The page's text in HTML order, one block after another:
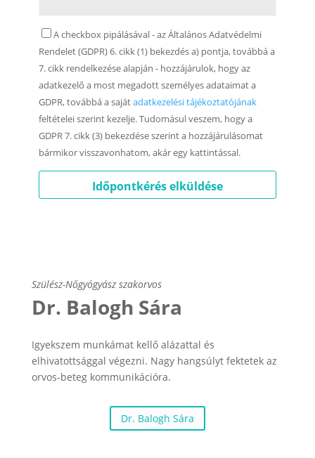
A checkbox pipálásával - az Általános Adatvédelmi
Rendelet (GDPR) 6. cikk (1) bekezdés a) pontja, továbbá a
7. cikk rendelkezése alapján - hozzájárulok, hogy az
adatkezelő a most megadott személyes adataimat a
GDPR, továbbá a sajátadatkezelési tájékoztatójának
feltételei szerint kezelje. Tudomásul veszem, hogy a
GDPR 7. cikk (3) bekezdése szerint a hozzájárulásomat
bármikor visszavonhatom, akár egy kattintással.
Szülész-Nőgyógyász szakorvos
Dr. Balogh Sára
Igyekszem munkámat kellő alázattal és
elhivatottsággal végezni. Nagy hangsúlyt fektetek az
orvos-beteg kommunikációra.
Dr. Balogh Sára